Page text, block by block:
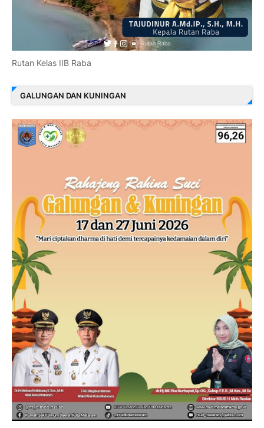
Rutan Kelas IIB Raba
GALUNGAN DAN KUNINGAN